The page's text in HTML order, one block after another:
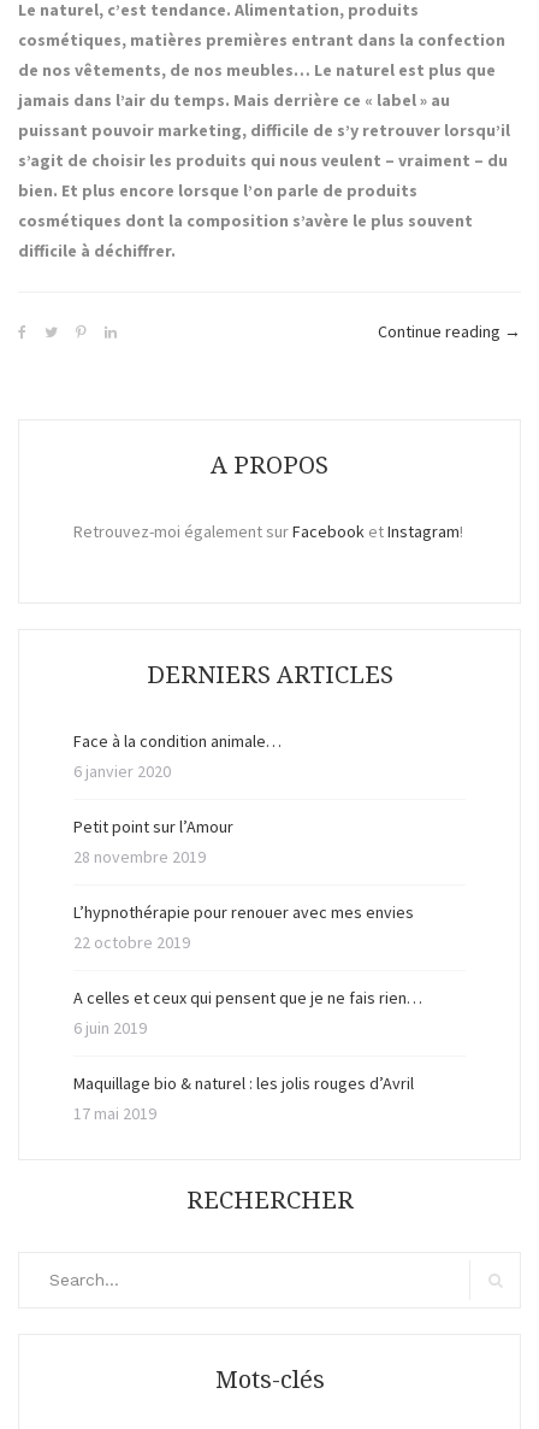
Le naturel, c’est tendance. Alimentation, produits
cosmétiques, matières premières entrant dans la confection
de nos vêtements, de nos meubles… Le naturel est plus que
jamais dans l’air du temps. Mais derrière ce « label » au
puissant pouvoir marketing, difficile de s’y retrouver lorsqu’il
s’agit de choisir les produits qui nous veulent – vraiment – du
bien. Et plus encore lorsque l’on parle de produits
cosmétiques dont la composition s’avère le plus souvent
difficile à déchiffrer.
Continue reading «
→
A PROPOS
Retrouvez-moi également surFacebook etInstagram!
DERNIERS ARTICLES
Face à la condition animale…
6 janvier 2020
Petit point sur l’Amour
28 novembre 2019
L’hypnothérapie pour renouer avec mes envies
22 octobre 2019
A celles et ceux qui pensent que je ne fais rien…
6 juin 2019
Maquillage bio & naturel : les jolis rouges d’Avril
17 mai 2019
RECHERCHER
Mots-clés